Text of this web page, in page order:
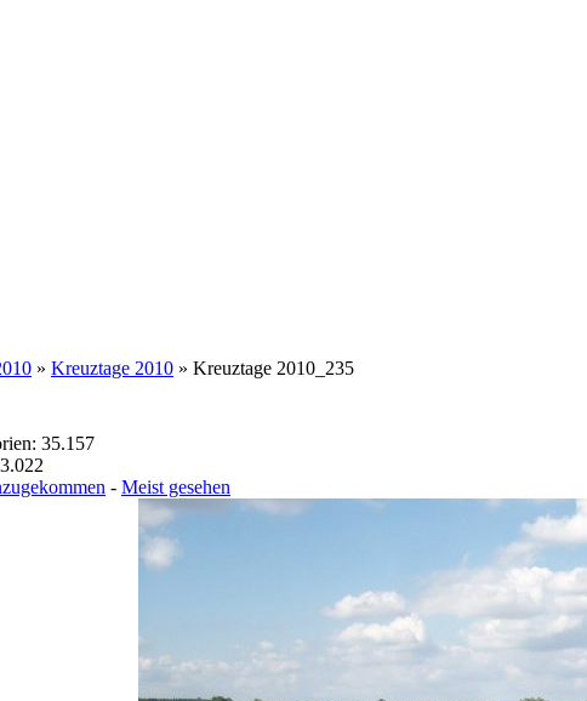
» Kreuztage 2010 » Kreuztage 2010_235
35.157
- Meist gesehen